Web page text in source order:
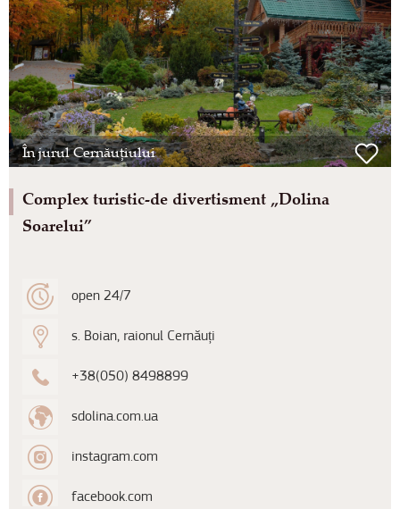
În jurul Cernăuțiului
Complex turistic-de divertisment „Dolina
Soarelui”
open 24/7
s. Boian, raionul Cernăuți
+38(050) 8498899
sdolina.com.ua
instagram.com
facebook.com